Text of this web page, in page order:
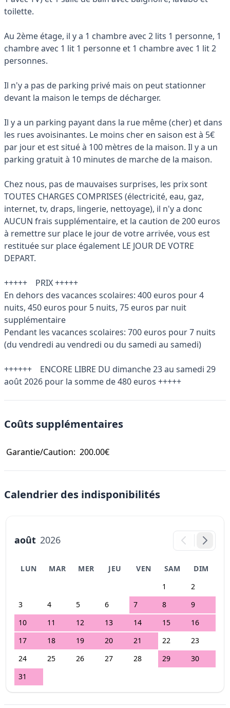
toilette.
Au 2ème étage, il y a 1 chambre avec 2 lits 1 personne, 1
chambre avec 1 lit 1 personne et 1 chambre avec 1 lit 2
personnes.
Il n'y a pas de parking privé mais on peut stationner
devant la maison le temps de décharger.
Il y a un parking payant dans la rue même (cher) et dans
les rues avoisinantes. Le moins cher en saison est à 5€
par jour et est situé à 100 mètres de la maison. Il y a un
parking gratuit à 10 minutes de marche de la maison.
Chez nous, pas de mauvaises surprises, les prix sont
TOUTES CHARGES COMPRISES (électricité, eau, gaz,
internet, tv, draps, lingerie, nettoyage), il n'y a donc
AUCUN frais supplémentaire, et la caution de 200 euros
à remettre sur place le jour de votre arrivée, vous est
restituée sur place également LE JOUR DE VOTRE
DEPART.
+++++ PRIX +++++
En dehors des vacances scolaires: 400 euros pour 4
nuits, 450 euros pour 5 nuits, 75 euros par nuit
supplémentaire
Pendant les vacances scolaires: 700 euros pour 7 nuits
(du vendredi au vendredi ou du samedi au samedi)
++++++ ENCORE LIBRE DU dimanche 23 au samedi 29
août 2026 pour la somme de 480 euros +++++
Coûts supplémentaires
Garantie/Caution: 200.00€
Calendrier des indisponibilités
août 2026
LUN MAR MER JEU VEN SAM
DIM
1
2
3
4 5 6 7 8
9
10
11 12 13 14 15
16
17
18 19 20 21 22
23
24
25 26 27 28 29
30
31